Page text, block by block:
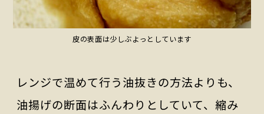
皮の表面は少しぶよっとしています
レンジで温めて行う油抜きの方法よりも、
油揚げの断面はふんわりとしていて、縮み